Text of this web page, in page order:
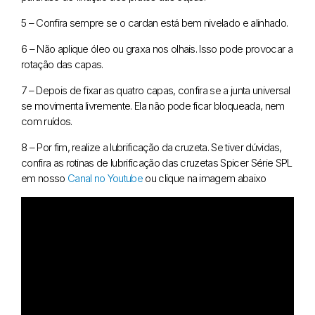
5 – Confira sempre se o cardan está bem nivelado e alinhado.
6 – Não aplique óleo ou graxa nos olhais. Isso pode provocar a
rotação das capas.
7 – Depois de fixar as quatro capas, confira se a junta universal
se movimenta livremente. Ela não pode ficar bloqueada, nem
com ruídos.
8 – Por fim, realize a lubrificação da cruzeta. Se tiver dúvidas,
confira as rotinas de lubrificação das cruzetas Spicer Série SPL
em nosso Canal no Youtube ou clique na imagem abaixo